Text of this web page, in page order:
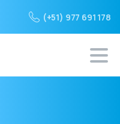
(+51) 977 691 178